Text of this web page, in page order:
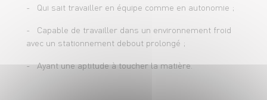
- Qui sait travailler en équipe comme en autonomie ;
- Capable de travailler dans un environnement froid
avec un stationnement debout prolongé ;
- Ayant une aptitude à toucher la matière.